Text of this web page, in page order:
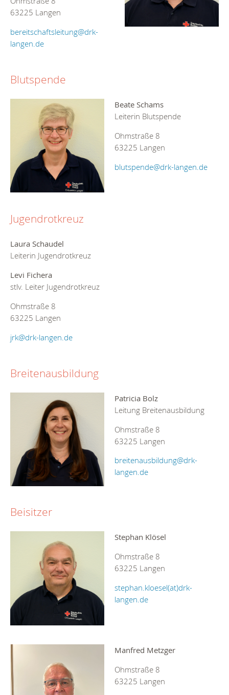
63225 Langen
bereitschaftsleitung@drk-
langen.de
Blutspende
Beate Schams
Leiterin Blutspende
Ohmstraße 8
63225 Langen
blutspende@drk-langen.de
Jugendrotkreuz
Laura Schaudel
Leiterin Jugendrotkreuz
Levi Fichera
stlv. Leiter Jugendrotkreuz
Ohmstraße 8
63225 Langen
jrk@drk-langen.de
Breitenausbildung
Patricia Bolz
Leitung Breitenausbildung
Ohmstraße 8
63225 Langen
breitenausbildung@drk-
langen.de
Beisitzer
Stephan Klösel
Ohmstraße 8
63225 Langen
stephan.kloesel(at)drk-
langen.de
Manfred Metzger
Ohmstraße 8
63225 Langen